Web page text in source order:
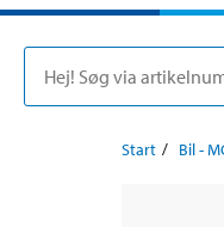
Start Bil -